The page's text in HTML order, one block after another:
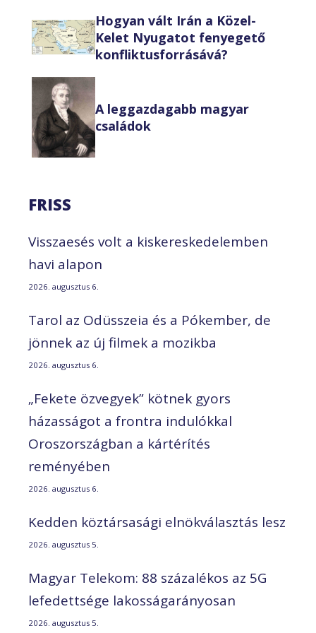
Hogyan vált Irán a Közel-
Kelet Nyugatot fenyegető
konfliktusforrásává?
A leggazdagabb magyar
családok
FRISS
Visszaesés volt a kiskereskedelemben
havi alapon
2026. augusztus 6.
Tarol az Odüsszeia és a Pókember, de
jönnek az új filmek a mozikba
2026. augusztus 6.
„Fekete özvegyek” kötnek gyors
házasságot a frontra indulókkal
Oroszországban a kártérítés
reményében
2026. augusztus 6.
Kedden köztársasági elnökválasztás lesz
2026. augusztus 5.
Magyar Telekom: 88 százalékos az 5G
lefedettsége lakosságarányosan
2026. augusztus 5.